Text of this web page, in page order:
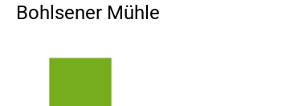
Bohlsener Mühle